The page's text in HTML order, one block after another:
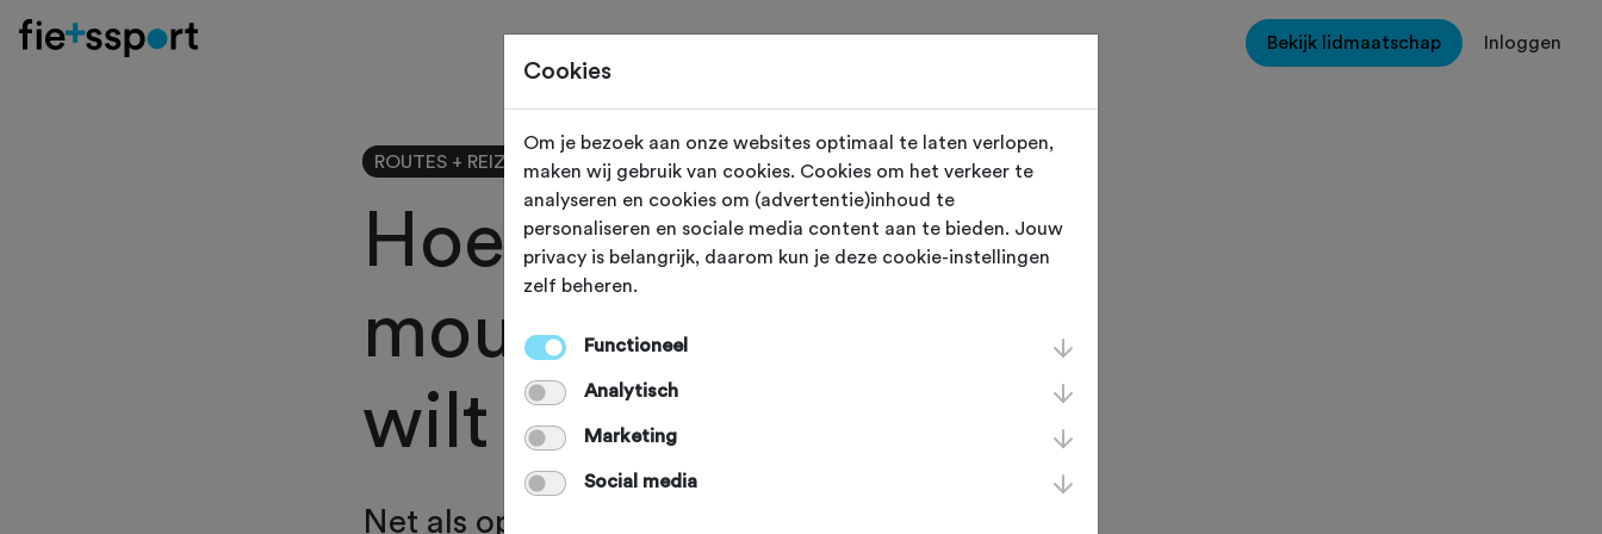
Bekijk lidmaatschap Inloggen
ROUTES + REIZEN Gewijzigd op 24 oktober 2024
Hoe kies je welk type
mountainbikeroute je
wilt rijden
Net als op de skipistes geeft een kleur de
Cookies
Om je bezoek aan onze websites optimaal te laten verlopen,
maken wij gebruik van cookies. Cookies om het verkeer te
analyseren en cookies om (advertentie)inhoud te
personaliseren en sociale media content aan te bieden. Jouw
privacy is belangrijk, daarom kun je deze cookie-instellingen
zelf beheren.
Functioneel
Analytisch
Marketing
Social media